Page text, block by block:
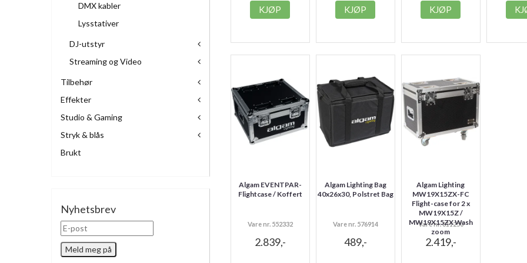
DMX kabler
Lysstativer
DJ-utstyr
Streaming og Video
Tilbehør
Effekter
Studio & Gaming
Stryk & blås
Brukt
Nyhetsbrev
KJØP KJØP KJØP
Algam EVENTPAR-
Flightcase / Koffert
Vare nr. 552332
2.839,-
Algam Lighting Bag
40x26x30, Polstret Bag
Vare nr. 576914
489,-
Algam Lighting
MW19X15ZX-FC
Flight-case for 2 x
MW19X15Z /
MW19X15ZX Wash
zoom
Vare nr. 611250
2.419,-